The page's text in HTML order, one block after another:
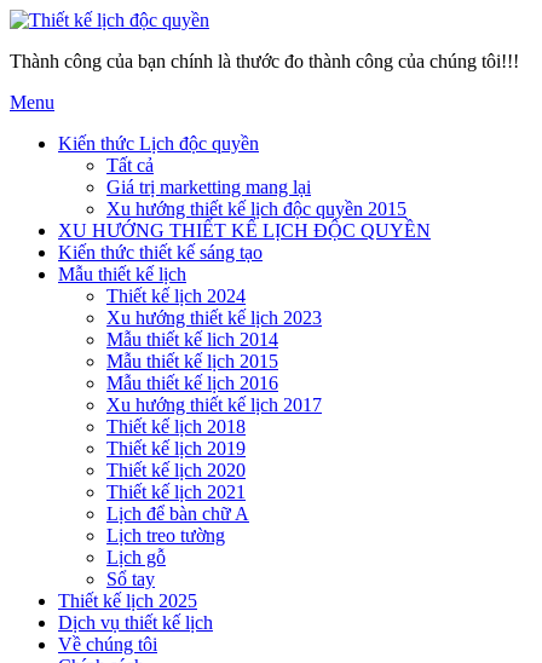
Thành công của bạn chính là thước đo thành công của chúng tôi!!!
Menu
Kiến thức Lịch độc quyền
Tất cả
Giá trị marketting mang lại
Xu hướng thiết kế lịch độc quyền 2015
XU HƯỚNG THIẾT KẾ LỊCH ĐỘC QUYỀN
Kiến thức thiết kế sáng tạo
Mẫu thiết kế lịch
Thiết kế lịch 2024
Xu hướng thiết kế lịch 2023
Mẫu thiết kế lich 2014
Mẫu thiết kế lịch 2015
Mẫu thiết kế lịch 2016
Xu hướng thiết kế lịch 2017
Thiết kế lịch 2018
Thiết kế lịch 2019
Thiết kế lịch 2020
Thiết kế lịch 2021
Lịch để bàn chữ A
Lịch treo tường
Lịch gỗ
Sổ tay
Thiết kế lịch 2025
Dịch vụ thiết kế lịch
Về chúng tôi